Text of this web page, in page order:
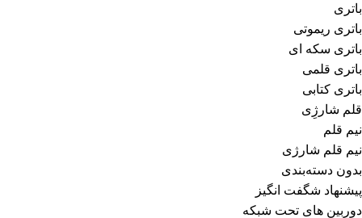
باتری
باتری ریموتی
باتری سکه ای
باتری قلمی
باتری کتابی
قلم شارژِی
نیم قلم
نیم قلم شارژی
بدون دسته‌بندی
پیشنهاد شگفت انگیز
دوربین های تحت شبکه